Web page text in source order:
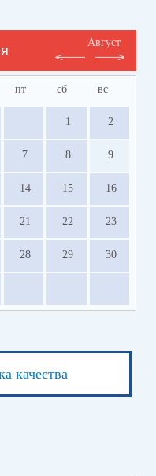
Август
пт сб вс
1 2
7 8 9
14 15 16
21 22 23
28 29 30
качества